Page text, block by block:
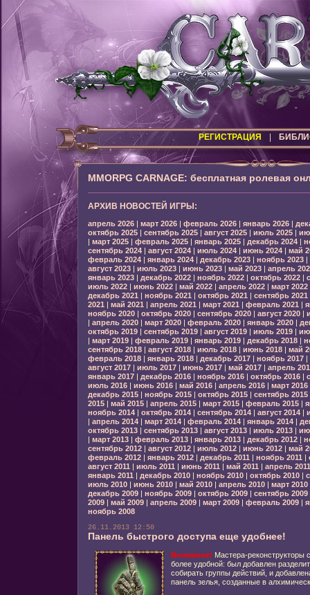
РЕГИСТРАЦИЯ
MMORPG CARNAGE: бесплатная ролевая
АРХИВ НОВОСТЕЙ ИГРЫ:
апрель 2026| март 2026| февраль 2026| январь 2026|
октябрь 2025| сентябрь 2025| август 2025| июль 2025|
| март 2025| февраль 2025| январь 2025| декабрь 2024|
сентябрь 2024| август 2024| июль 2024| июнь 2024| май
февраль 2024| январь 2024| декабрь 2023| ноябрь 2023|
август 2023| июль 2023| июнь 2023| май 2023| апрель
январь 2023| декабрь 2022| ноябрь 2022| октябрь 2022|
июль 2022| июнь 2022| май 2022| апрель 2022| март 2022
декабрь 2021 | ноябрь 2021 | октябрь 2021 | сентябрь 2021
2021 | май 2021 | апрель 2021 | март 2021 | февраль 2021 |
ноябрь 2020| октябрь 2020| сентябрь 2020| август 2020|
| апрель 2020| март 2020| февраль 2020| январь 2020|
октябрь 2019| сентябрь 2019| август 2019| июль 2019|
| март 2019| февраль 2019| январь 2019| декабрь 2018|
сентябрь 2018| август 2018| июль 2018| июнь 2018| май
февраль 2018| январь 2018| декабрь 2017| ноябрь 2017|
август 2017| июль 2017| июнь 2017| май 2017| апрель
январь 2017| декабрь 2016| ноябрь 2016| октябрь 2016|
июль 2016| июнь 2016| май 2016| апрель 2016| март 2016
декабрь 2015| ноябрь 2015| октябрь 2015| сентябрь 2015
2015| май 2015| апрель 2015| март 2015| февраль 2015|
ноябрь 2014| октябрь 2014| сентябрь 2014| август 2014|
| апрель 2014| март 2014| февраль 2014| январь 2014|
октябрь 2013| сентябрь 2013| август 2013| июль 2013|
| март 2013| февраль 2013| январь 2013| декабрь 2012|
сентябрь 2012| август 2012| июль 2012| июнь 2012| май
февраль 2012| январь 2012| декабрь 2011 | ноябрь 2011 |
август 2011 | июль 2011 | июнь 2011 | май 2011 | апрель 2011
январь 2011 | декабрь 2010| ноябрь 2010| октябрь 2010|
июль 2010| июнь 2010| май 2010| апрель 2010| март 2010
декабрь 2009| ноябрь 2009| октябрь 2009| сентябрь 2009
2009| май 2009| апрель 2009| март 2009| февраль 2009|
ноябрь 2008
26.11.2013 12:50
Панель быстрого доступа еще удобнее!
Внимание! Мастера-реконструкторы
более удобной: был добавлен
собирать группы действий, и
панель зелья, созданные в